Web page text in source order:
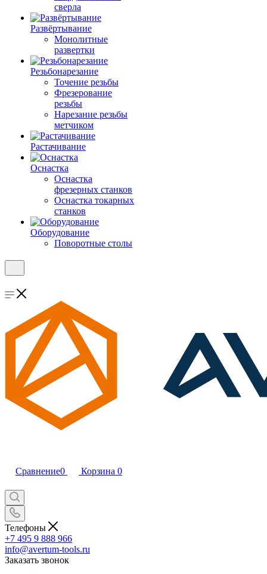
сверла
Развёртывание
Монолитные
развертки
Резьбонарезание
Точение резьбы
Фрезерование
резьбы
Нарезание резьбы
метчиком
Растачивание
Оснастка
Оснастка
фрезерных станков
Оснастка токарных
станков
Оборудование
Поворотные столы
Сравнение0 Корзина 0
Телефоны
+7 495 9 888 966
info@avertum-tools.ru
Заказать звонок